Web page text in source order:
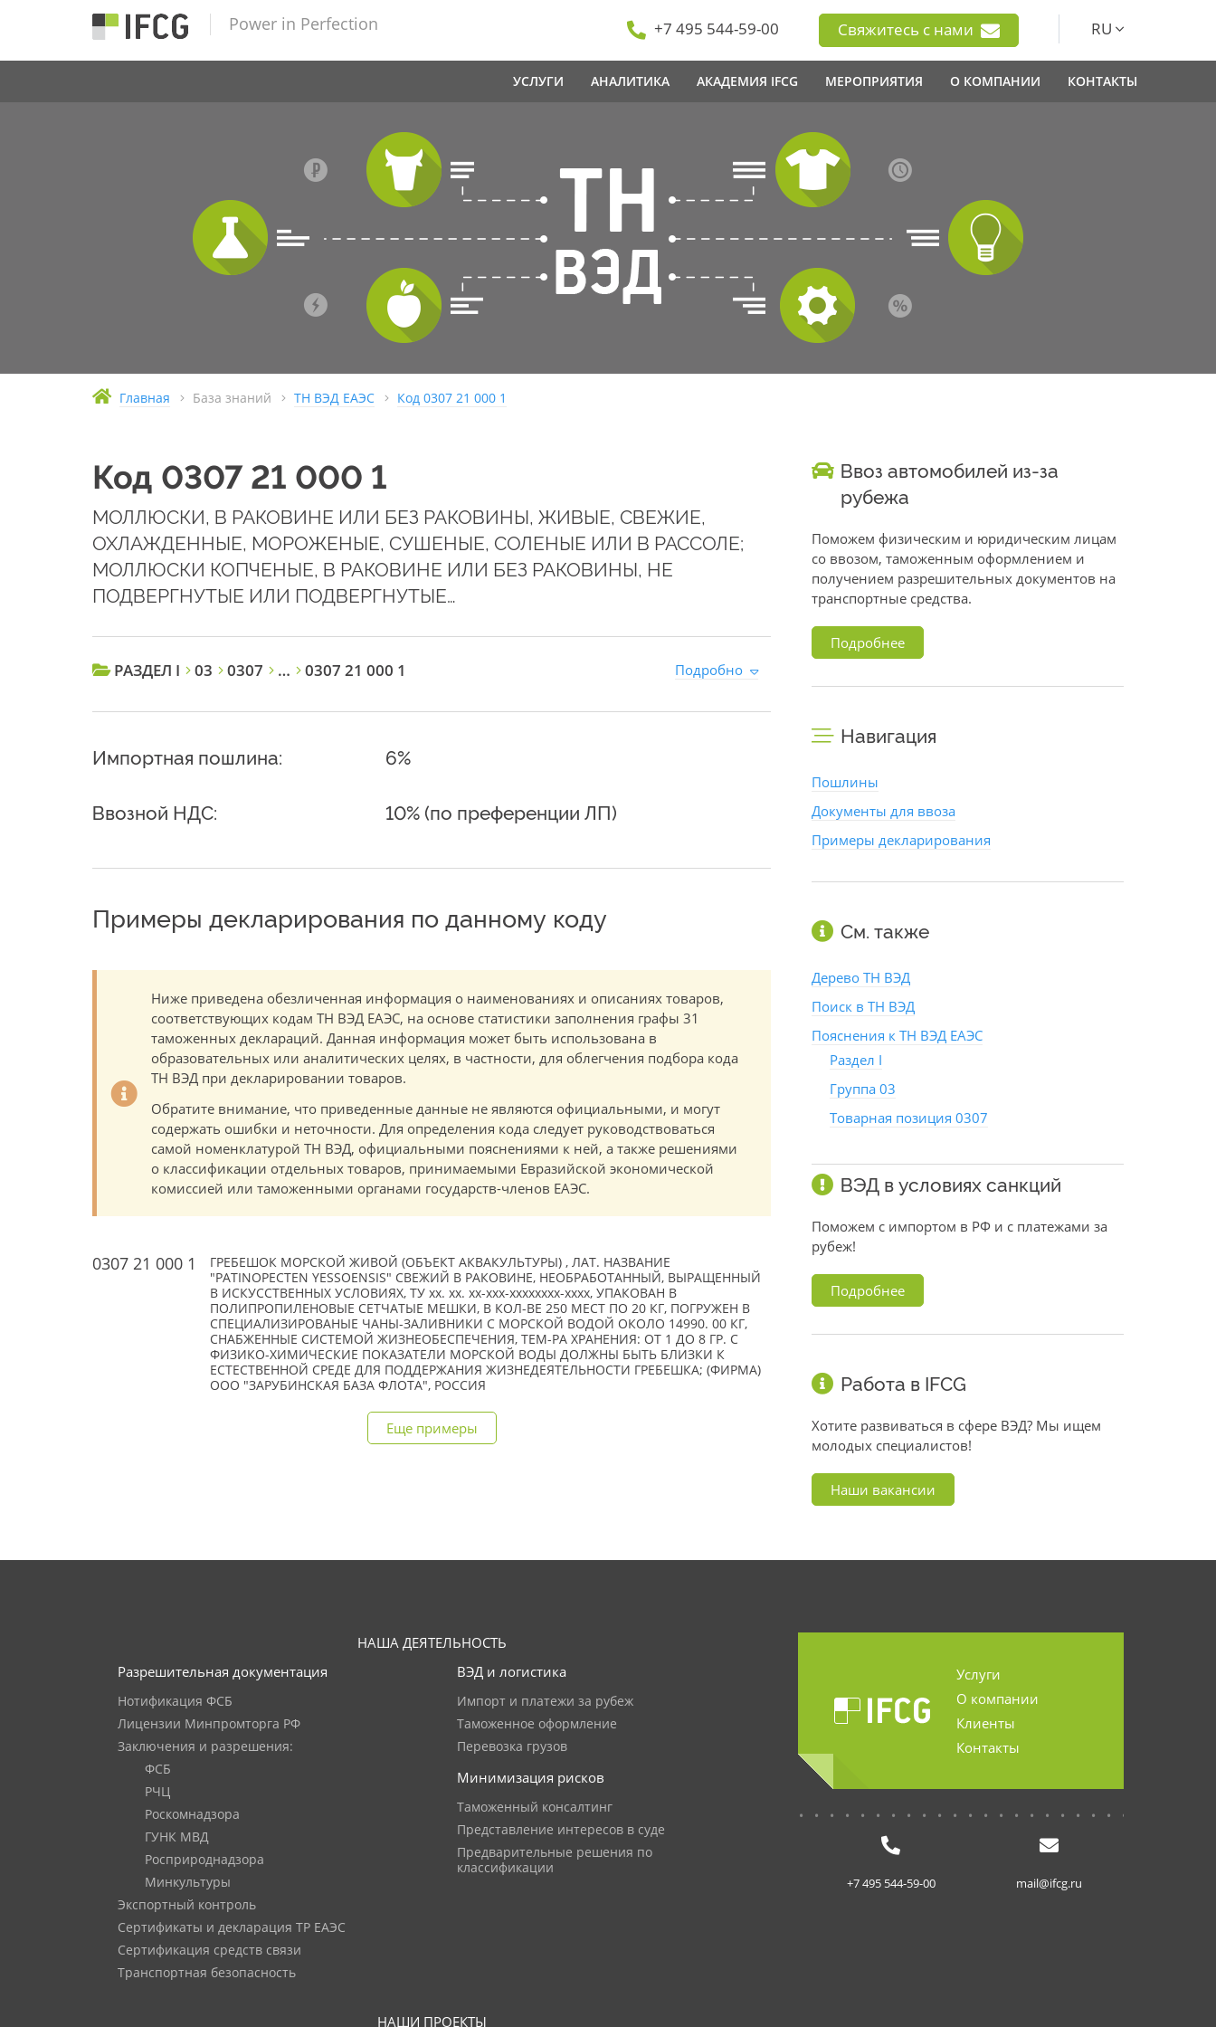
Power in Perfection +7 495 544-59-00 Свяжитесь с нами RU
УСЛУГИ АНАЛИТИКА АКАДЕМИЯ IFCG МЕРОПРИЯТИЯ О КОМПАНИИ КОНТАКТЫ
Главная База знаний ТН ВЭД ЕАЭС Код 0307 21 000 1
Код 0307 21 000 1
МОЛЛЮСКИ, В РАКОВИНЕ ИЛИ БЕЗ РАКОВИНЫ, ЖИВЫЕ, СВЕЖИЕ,
ОХЛАЖДЕННЫЕ, МОРОЖЕНЫЕ, СУШЕНЫЕ, СОЛЕНЫЕ ИЛИ В РАССОЛЕ;
МОЛЛЮСКИ КОПЧЕНЫЕ, В РАКОВИНЕ ИЛИ БЕЗ РАКОВИНЫ, НЕ
ПОДВЕРГНУТЫЕ ИЛИ ПОДВЕРГНУТЫЕ…
РАЗДЕЛ I 03 0307 … 0307 21 000 1 Подробно
Импортная пошлина: 6%
Ввозной НДС: 10% (по преференции ЛП)
Примеры декларирования по данному коду
Ниже приведена обезличенная информация о наименованиях и описаниях товаров,
соответствующих кодам ТН ВЭД ЕАЭС, на основе статистики заполнения графы 31
таможенных деклараций. Данная информация может быть использована в
образовательных или аналитических целях, в частности, для облегчения подбора кода
ТН ВЭД при декларировании товаров.
Обратите внимание, что приведенные данные не являются официальными, и могут
содержать ошибки и неточности. Для определения кода следует руководствоваться
самой номенклатурой ТН ВЭД, официальными пояснениями к ней, а также решениями
о классификации отдельных товаров, принимаемыми Евразийской экономической
комиссией или таможенными органами государств-членов ЕАЭС.
0307 21 000 1
ГРЕБЕШОК МОРСКОЙ ЖИВОЙ (ОБЪЕКТ АКВАКУЛЬТУРЫ) , ЛАТ. НАЗВАНИЕ
"PATINOPECTEN YESSOENSIS" СВЕЖИЙ В РАКОВИНЕ, НЕОБРАБОТАННЫЙ, ВЫРАЩЕННЫЙ
В ИСКУССТВЕННЫХ УСЛОВИЯХ, ТУ xx. xx. xx-xxx-xxxxxxxx-xxxx, УПАКОВАН В
ПОЛИПРОПИЛЕНОВЫЕ СЕТЧАТЫЕ МЕШКИ, В КОЛ-ВЕ 250 МЕСТ ПО 20 КГ, ПОГРУЖЕН В
СПЕЦИАЛИЗИРОВАНЫЕ ЧАНЫ-ЗАЛИВНИКИ С МОРСКОЙ ВОДОЙ ОКОЛО 14990. 00 КГ,
СНАБЖЕННЫЕ СИСТЕМОЙ ЖИЗНЕОБЕСПЕЧЕНИЯ, ТЕМ-РА ХРАНЕНИЯ: ОТ 1 ДО 8 ГР. C
ФИЗИКО-ХИМИЧЕСКИЕ ПОКАЗАТЕЛИ МОРСКОЙ ВОДЫ ДОЛЖНЫ БЫТЬ БЛИЗКИ К
ЕСТЕСТВЕННОЙ СРЕДЕ ДЛЯ ПОДДЕРЖАНИЯ ЖИЗНЕДЕЯТЕЛЬНОСТИ ГРЕБЕШКА; (ФИРМА)
ООО "ЗАРУБИНСКАЯ БАЗА ФЛОТА", РОССИЯ
Еще примеры
Ввоз автомобилей из-за
рубежа
Поможем физическим и юридическим лицам
со ввозом, таможенным оформлением и
получением разрешительных документов на
транспортные средства.
Подробнее
Навигация
Пошлины
Документы для ввоза
Примеры декларирования
См. также
Дерево ТН ВЭД
Поиск в ТН ВЭД
Пояснения к ТН ВЭД ЕАЭС
Раздел I
Группа 03
Товарная позиция 0307
ВЭД в условиях санкций
Поможем с импортом в РФ и с платежами за
рубеж!
Подробнее
Работа в IFCG
Хотите развиваться в сфере ВЭД? Мы ищем
молодых специалистов!
Наши вакансии
НАША ДЕЯТЕЛЬНОСТЬ
Разрешительная документация
Нотификация ФСБ
Лицензии Минпромторга РФ
Заключения и разрешения:
ФСБ
РЧЦ
Роскомнадзора
ГУНК МВД
Росприроднадзора
Минкультуры
Экспортный контроль
Сертификаты и декларация ТР ЕАЭС
Сертификация средств связи
Транспортная безопасность
ВЭД и логистика
Импорт и платежи за рубеж
Таможенное оформление
Перевозка грузов
Минимизация рисков
Таможенный консалтинг
Представление интересов в суде
Предварительные решения по
классификации
НАШИ ПРОЕКТЫ
Услуги
О компании
Клиенты
Контакты
+7 495 544-59-00 mail@ifcg.ru